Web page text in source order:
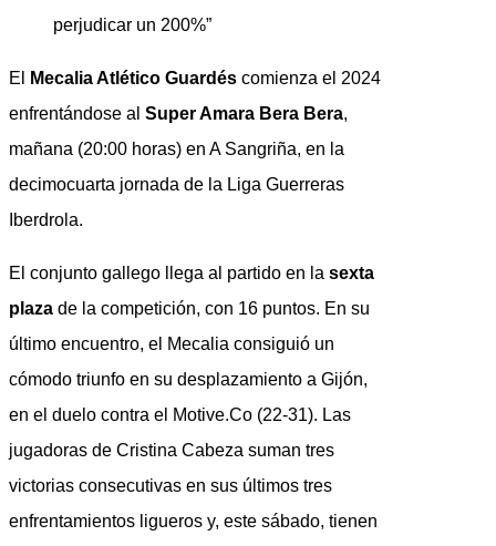
perjudicar un 200%”
El Mecalia Atlético Guardés comienza el 2024
enfrentándose al Super Amara Bera Bera,
mañana (20:00 horas) en A Sangriña, en la
decimocuarta jornada de la Liga Guerreras
Iberdrola.
El conjunto gallego llega al partido en la sexta
plaza de la competición, con 16 puntos. En su
último encuentro, el Mecalia consiguió un
cómodo triunfo en su desplazamiento a Gijón,
en el duelo contra el Motive.Co (22-31). Las
jugadoras de Cristina Cabeza suman tres
victorias consecutivas en sus últimos tres
enfrentamientos ligueros y, este sábado, tienen